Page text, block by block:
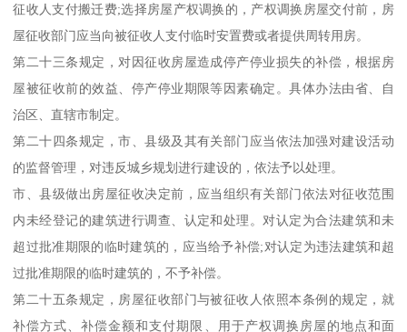
征收人支付搬迁费;选择房屋产权调换的，产权调换房屋交付前，房
屋征收部门应当向被征收人支付临时安置费或者提供周转用房。
第二十三条规定，对因征收房屋造成停产停业损失的补偿，根据房
屋被征收前的效益、停产停业期限等因素确定。具体办法由省、自
治区、直辖市制定。
第二十四条规定，市、县级及其有关部门应当依法加强对建设活动
的监督管理，对违反城乡规划进行建设的，依法予以处理。
市、县级做出房屋征收决定前，应当组织有关部门依法对征收范围
内未经登记的建筑进行调查、认定和处理。对认定为合法建筑和未
超过批准期限的临时建筑的，应当给予补偿;对认定为违法建筑和超
过批准期限的临时建筑的，不予补偿。
第二十五条规定，房屋征收部门与被征收人依照本条例的规定，就
补偿方式、补偿金额和支付期限、用于产权调换房屋的地点和面